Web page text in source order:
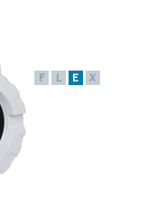
F L E X